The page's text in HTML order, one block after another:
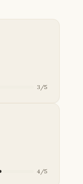
3 /5
4 /5